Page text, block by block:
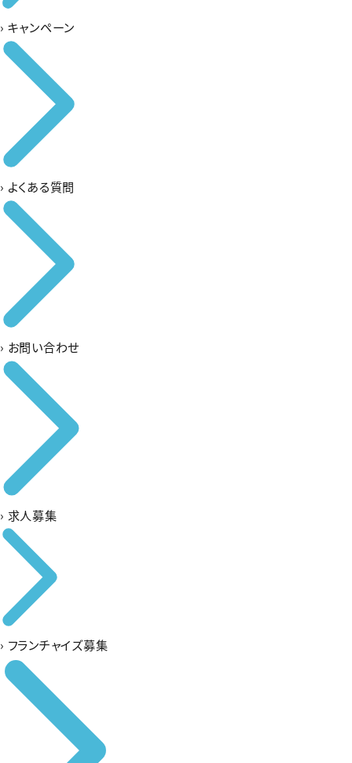
› キャンペーン
› よくある質問
› お問い合わせ
› 求人募集
› フランチャイズ募集